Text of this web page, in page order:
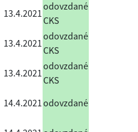
13.4.2021
odovzdané
CKS
13.4.2021
odovzdané
CKS
13.4.2021
odovzdané
CKS
14.4.2021 odovzdané